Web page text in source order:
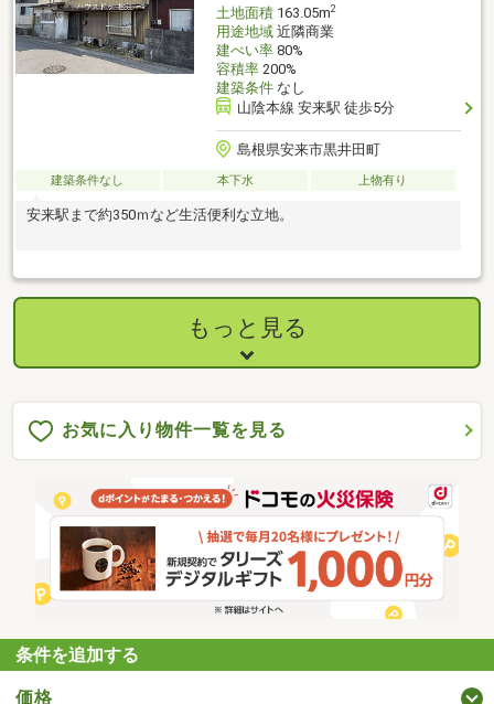
土地面積163.05m2
用途地域近隣商業
建ぺい率80%
容積率200%
建築条件なし
山陰本線 安来駅 徒歩5分
島根県安来市黒井田町
建築条件なし 本下水 上物有り
安来駅まで約350ｍなど生活便利な立地。
もっと見る
お気に入り物件一覧を見る
条件を追加する
価格